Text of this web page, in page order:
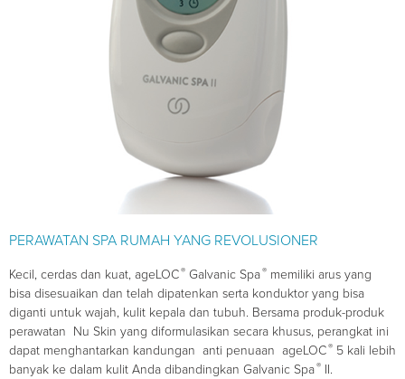
PERAWATAN SPA RUMAH YANG REVOLUSIONER
Kecil, cerdas dan kuat, ageLOC® Galvanic Spa® memiliki arus yang
bisa disesuaikan dan telah dipatenkan serta konduktor yang bisa
diganti untuk wajah, kulit kepala dan tubuh. Bersama produk-produk
perawatan Nu Skin yang diformulasikan secara khusus, perangkat ini
dapat menghantarkan kandungan anti penuaan ageLOC® 5 kali lebih
banyak ke dalam kulit Anda dibandingkan Galvanic Spa® II.